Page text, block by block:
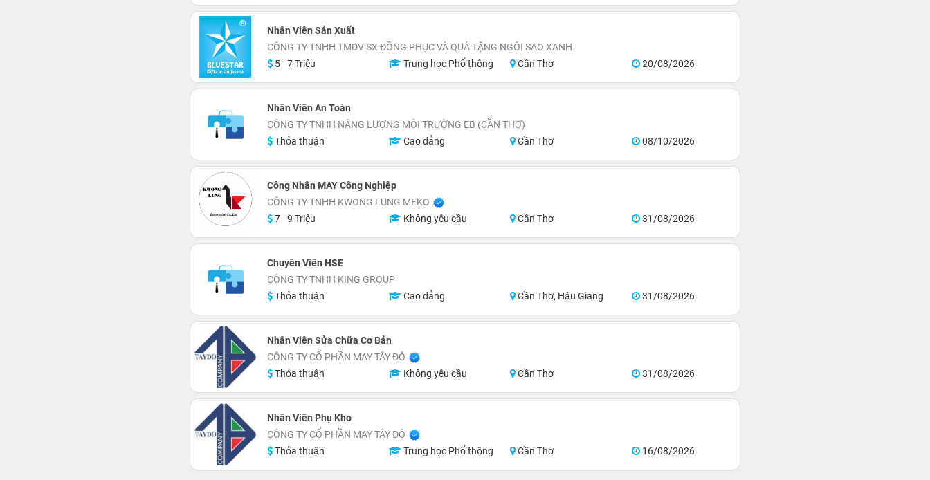
Nhân Viên Sản Xuất
CÔNG TY TNHH TMDV SX ĐỒNG PHỤC VÀ QUÀ TẶNG NGÔI SAO XANH
5 - 7 Triệu
Trung học Phổ thông Cần Thơ 20/08/2026
Nhân Viên An Toàn
CÔNG TY TNHH NĂNG LƯỢNG MÔI TRƯỜNG EB (CẦN THƠ)
Thỏa thuận
Cao đẳng Cần Thơ 08/10/2026
Công Nhân MAY Công Nghiệp
CÔNG TY TNHH KWONG LUNG MEKO
7 - 9 Triệu
Không yêu cầu Cần Thơ 31/08/2026
Chuyên Viên HSE
CÔNG TY TNHH KING GROUP
Thỏa thuận
Cao đẳng Cần Thơ, Hậu Giang 31/08/2026
Nhân Viên Sửa Chữa Cơ Bản
CÔNG TY CỔ PHẦN MAY TÂY ĐÔ
Thỏa thuận
Không yêu cầu Cần Thơ 31/08/2026
Nhân Viên Phụ Kho
CÔNG TY CỔ PHẦN MAY TÂY ĐÔ
Thỏa thuận
Trung học Phổ thông Cần Thơ 16/08/2026